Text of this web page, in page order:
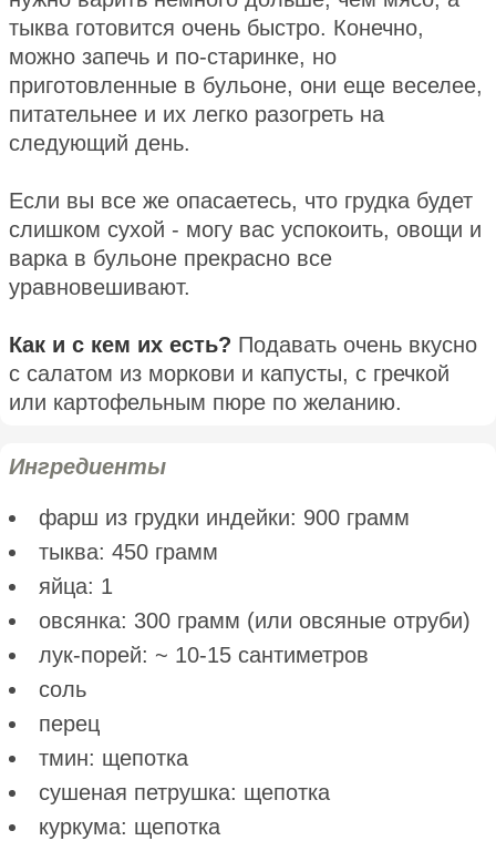
тыква готовится очень быстро. Конечно,
можно запечь и по-старинке, но
приготовленные в бульоне, они еще веселее,
питательнее и их легко разогреть на
следующий день.
Если вы все же опасаетесь, что грудка будет
слишком сухой - могу вас успокоить, овощи и
варка в бульоне прекрасно все
уравновешивают.
Как и с кем их есть? Подавать очень вкусно
с салатом из моркови и капусты, с гречкой
или картофельным пюре по желанию.
Ингредиенты
фарш из грудки индейки: 900 грамм
тыква: 450 грамм
яйца: 1
овсянка: 300 грамм (или овсяные отруби)
лук-порей: ~ 10-15 сантиметров
соль
перец
тмин: щепотка
сушеная петрушка: щепотка
куркума: щепотка